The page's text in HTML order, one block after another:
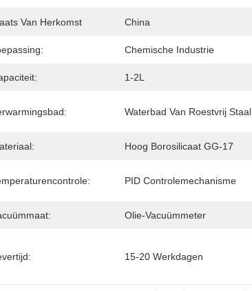
Van Herkomst China
Chemische Industrie
1-2L
Waterbad Van Roestvrij Staal
Hoog Borosilicaat GG-17
PID Controlemechanisme
Olie-Vacuümmeter
15-20 Werkdagen